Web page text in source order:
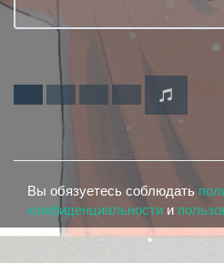
Вы обязуетесь соблюдать
конфиденциальности и